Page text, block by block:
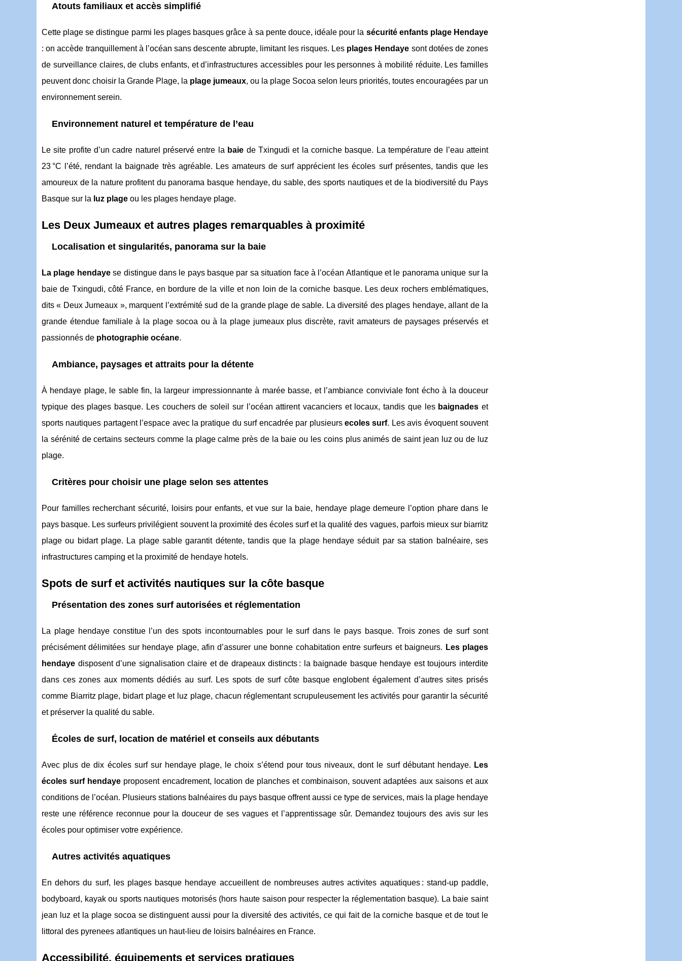
Atouts familiaux et accès simplifié
Cette plage se distingue parmi les plages basques grâce à sa pente douce, idéale pour la sécurité enfants plage Hendaye
: on accède tranquillement à l’océan sans descente abrupte, limitant les risques. Les plages Hendaye sont dotées de zones
de surveillance claires, de clubs enfants, et d’infrastructures accessibles pour les personnes à mobilité réduite. Les familles
peuvent donc choisir la Grande Plage, la plage jumeaux, ou la plage Socoa selon leurs priorités, toutes encouragées par un
environnement serein.
Environnement naturel et température de l’eau
Le site profite d’un cadre naturel préservé entre la baie de Txingudi et la corniche basque. La température de l’eau atteint
23 °C l’été, rendant la baignade très agréable. Les amateurs de surf apprécient les écoles surf présentes, tandis que les
amoureux de la nature profitent du panorama basque hendaye, du sable, des sports nautiques et de la biodiversité du Pays
Basque sur la luz plage ou les plages hendaye plage.
Les Deux Jumeaux et autres plages remarquables à proximité
Localisation et singularités, panorama sur la baie
La plage hendayese distingue dans le pays basque par sa situation face à l’océan Atlantique et le panorama unique sur la
baie de Txingudi, côté France, en bordure de la ville et non loin de la corniche basque. Les deux rochers emblématiques,
dits « Deux Jumeaux », marquent l’extrémité sud de la grande plage de sable. La diversité des plages hendaye, allant de la
grande étendue familiale à la plage socoa ou à la plage jumeaux plus discrète, ravit amateurs de paysages préservés et
passionnés de photographie océane.
Ambiance, paysages et attraits pour la détente
À hendaye plage, le sable fin, la largeur impressionnante à marée basse, et l’ambiance conviviale font écho à la douceur
typique des plages basque. Les couchers de soleil sur l’océan attirent vacanciers et locaux, tandis que les baignades et
sports nautiques partagent l’espace avec la pratique du surf encadrée par plusieurs ecoles surf. Les avis évoquent souvent
la sérénité de certains secteurs comme la plage calme près de la baie ou les coins plus animés de saint jean luz ou de luz
plage.
Critères pour choisir une plage selon ses attentes
Pour familles recherchant sécurité, loisirs pour enfants, et vue sur la baie, hendaye plage demeure l’option phare dans le
pays basque. Les surfeurs privilégient souvent la proximité des écoles surf et la qualité des vagues, parfois mieux sur biarritz
plage ou bidart plage. La plage sable garantit détente, tandis que la plage hendaye séduit par sa station balnéaire, ses
infrastructures camping et la proximité de hendaye hotels.
Spots de surf et activités nautiques sur la côte basque
Présentation des zones surf autorisées et réglementation
La plage hendaye constitue l’un des spots incontournables pour le surf dans le pays basque. Trois zones de surf sont
précisément délimitées sur hendaye plage, afin d’assurer une bonne cohabitation entre surfeurs et baigneurs. Les plages
hendaye disposent d’une signalisation claire et de drapeaux distincts : la baignade basque hendaye est toujours interdite
dans ces zones aux moments dédiés au surf. Les spots de surf côte basque englobent également d’autres sites prisés
comme Biarritz plage, bidart plage et luz plage, chacun réglementant scrupuleusement les activités pour garantir la sécurité
et préserver la qualité du sable.
Écoles de surf, location de matériel et conseils aux débutants
Avec plus de dix écoles surf sur hendaye plage, le choix s’étend pour tous niveaux, dont le surf débutant hendaye. Les
écoles surf hendaye proposent encadrement, location de planches et combinaison, souvent adaptées aux saisons et aux
conditions de l’océan. Plusieurs stations balnéaires du pays basque offrent aussi ce type de services, mais la plage hendaye
reste une référence reconnue pour la douceur de ses vagues et l’apprentissage sûr. Demandez toujours des avis sur les
écoles pour optimiser votre expérience.
Autres activités aquatiques
En dehors du surf, les plages basque hendaye accueillent de nombreuses autres activites aquatiques : stand-up paddle,
bodyboard, kayak ou sports nautiques motorisés (hors haute saison pour respecter la réglementation basque). La baie saint
jean luz et la plage socoa se distinguent aussi pour la diversité des activités, ce qui fait de la corniche basque et de tout le
littoral des pyrenees atlantiques un haut-lieu de loisirs balnéaires en France.
Accessibilité, équipements et services pratiques